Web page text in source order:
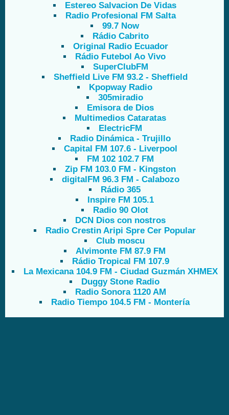
Estereo Salvacion De Vidas
Radio Profesional FM Salta
99.7 Now
Rádio Cabrito
Original Radio Ecuador
Rádio Futebol Ao Vivo
SuperClubFM
Sheffield Live FM 93.2 - Sheffield
Kpopway Radio
305miradio
Emisora de Dios
Multimedios Cataratas
ElectricFM
Radio Dinámica - Trujillo
Capital FM 107.6 - Liverpool
FM 102 102.7 FM
Zip FM 103.0 FM - Kingston
digitalFM 96.3 FM - Calabozo
Rádio 365
Inspire FM 105.1
Radio 90 Olot
DCN Dios con nostros
Radio Crestin Aripi Spre Cer Popular
Club moscu
Alvimonte FM 87.9 FM
Rádio Tropical FM 107.9
La Mexicana 104.9 FM - Ciudad Guzmán XHMEX
Duggy Stone Radio
Radio Sonora 1120 AM
Radio Tiempo 104.5 FM - Montería